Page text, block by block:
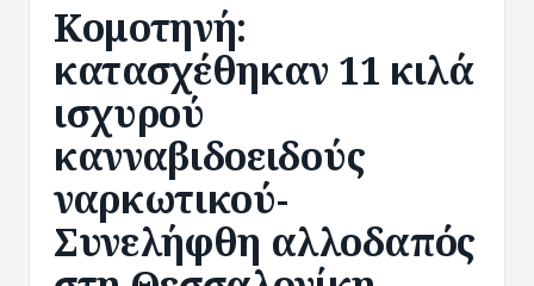
Κομοτηνή:
κατασχέθηκαν 11 κιλά
ισχυρού
κανναβιδοειδούς
ναρκωτικού-
Συνελήφθη αλλοδαπός